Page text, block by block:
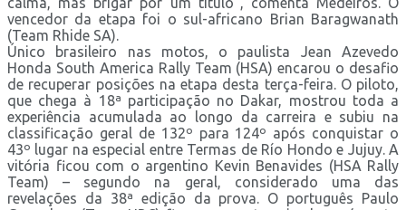
vencedor da etapa foi o sul-africano Brian Baragwanath
(Team Rhide SA).
Único brasileiro nas motos, o paulista Jean Azevedo
Honda South America Rally Team (HSA) encarou o desafio
de recuperar posições na etapa desta terça-feira. O piloto,
que chega à 18ª participação no Dakar, mostrou toda a
experiência acumulada ao longo da carreira e subiu na
classificação geral de 132º para 124º após conquistar o
43º lugar na especial entre Termas de Río Hondo e Jujuy. A
vitória ficou com o argentino Kevin Benavides (HSA Rally
Team) – segundo na geral, considerado uma das
revelações da 38ª edição da prova. O português Paulo